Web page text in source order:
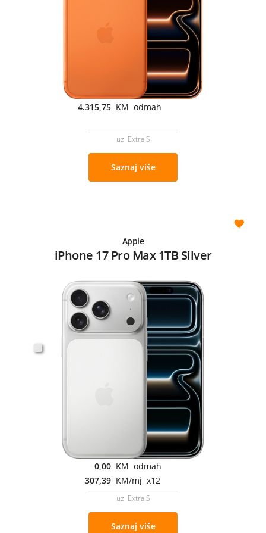
4.315,75 KM odmah
uz Extra S
Saznaj više
Apple
iPhone 17 Pro Max 1TB Silver
0,00 KM odmah
307,39 KM/mj x12
uz Extra S
Saznaj više